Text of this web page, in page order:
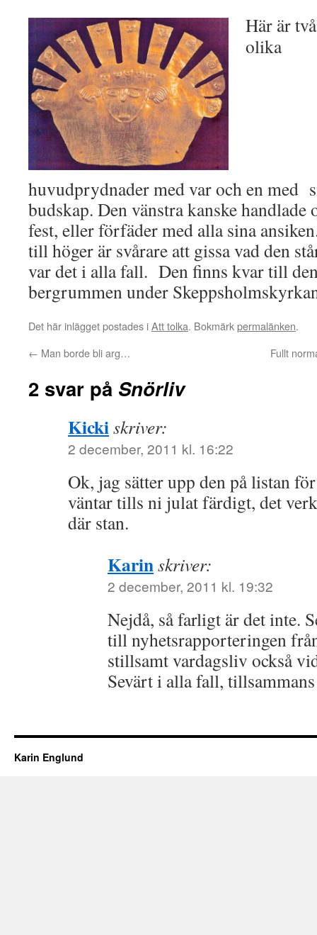
Här är två
olika
huvudprydnader med var och en med
budskap. Den vänstra kanske handlade
fest, eller förfäder med alla sina
till höger är svårare att gissa vad den
var det i alla fall. Den finns kvar till
bergrummen under
Det här inlägget postades iAtt tolka. Bokmärkpermalänken.
← Man borde bli arg… Fullt
2 svar på Snörliv
Kickiskriver:
2 december, 2011 kl. 16:22
Ok, jag sätter upp den på listan
väntar tills ni julat färdigt, det
där stan.
Karinskriver:
2 december, 2011 kl. 19:32
Nejdå, så farligt är det inte.
till nyhetsrapporteringen
stillsamt vardagsliv också
Sevärt i alla fall,
Karin Englund